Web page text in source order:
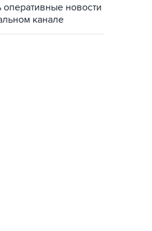
оперативные новости
канале